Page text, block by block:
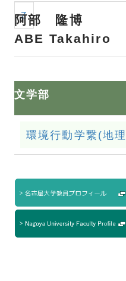
Z
阿部 隆博
ABE Takahiro
文学部
環境行動学繋(地